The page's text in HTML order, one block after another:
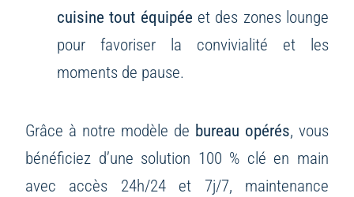
cuisine tout équipée et des zones lounge
pour favoriser la convivialité et les
moments de pause.
Grâce à notre modèle de bureau opérés, vous
bénéficiez d’une solution 100 % clé en main
avec accès 24h/24 et 7j/7, maintenance